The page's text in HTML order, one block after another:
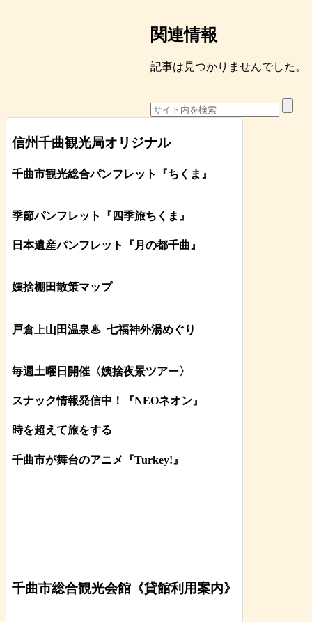
関連情報
記事は見つかりませんでした。
信州千曲観光局オリジナル
千曲市観光総合パンフレット 『ちくま 』
季節パンフレット『四季旅ちくま』
日本遺産パンフレット 『月の都千曲 』
姨捨棚田散策マップ
戸倉上山田温泉♨ 七福神外湯めぐり
毎週土曜日開催〈姨捨夜景ツアー〉
スナック情報発信中！『NEOネオン』
時を超えて旅をする
千曲市が舞台のアニメ『Turkey!』
千曲市総合観光会館《貸館利用案内》